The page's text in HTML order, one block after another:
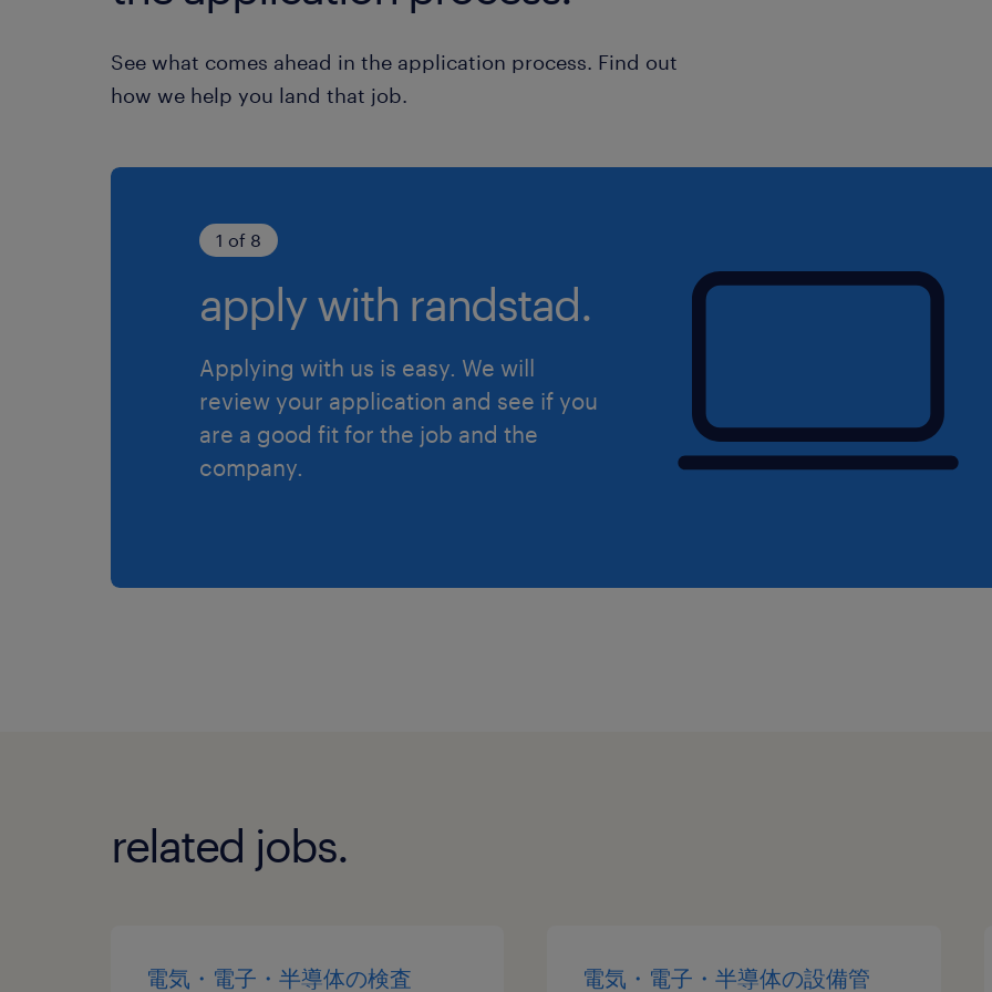
See what comes ahead in the application process. Find out
how we help you land that job.
1 of 8
apply with randstad.
Applying with us is easy. We will
review your application and see if you
are a good fit for the job and the
company.
related jobs.
電気・電子・半導体の検査 電気・電子・半導体の設備管